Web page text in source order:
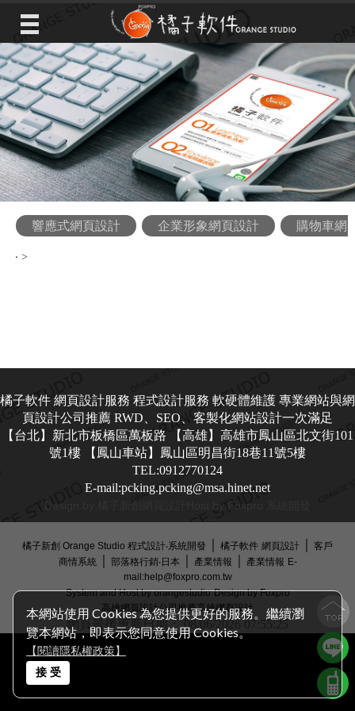
本網站使用 Cookies 為您提供更好的服務。繼續瀏
覽本網站，即表示您同意使用 Cookies。
【閱讀隱私權政策】
接 受
響應式網頁設計 企業形象網頁設計 購物車網
‧ >
橘子軟件 網頁設計服務 程式設計服務 軟硬體維護 專業網站與網
頁設計公司推薦 RWD、SEO、客製化網站設計一次滿足
【台北】新北市板橋區萬板路 【高雄】高雄市鳳山區北文街101
號1樓 【鳳山車站】鳳山區明昌街18巷11號5樓
TEL:0912770124
E-mail:pcking.pcking@msa.hinet.net
Design by 橘子新創 Host by Foxpro 系統開發
橘子新創 Orange Studio 程式設計‧系統開發 橘子軟件 網頁設計
客戶
商情系統│ 部落格行銷‧日本 產業情報 產業情報 E-
mail:help@foxpro.com.tw
System and Host by orangestudio Design by Foxpro
高雄網頁設計公司推薦高雄網頁設計
網頁最後更新日期： 08/06/2026 07:55:25